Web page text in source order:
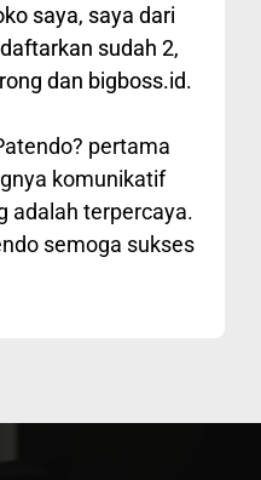
saya, saya dari
sudah 2,
dan bigboss.id.
pertama
komunikatif
adalah terpercaya.
semoga sukses